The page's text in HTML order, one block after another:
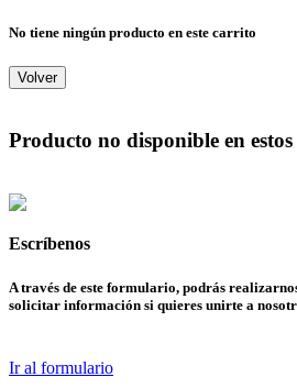
No tiene ningún producto en este carrito
Volver
Producto no disponible en
Escríbenos
A través de este formulario, podrás
solicitar información si quieres unirte a
Ir al formulario